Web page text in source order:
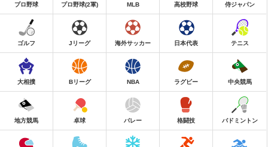
プロ野球 プロ野球(2軍) MLB 高校野球 侍ジャパン
ゴルフ Jリーグ 海外サッカー 日本代表 テニス
大相撲 Bリーグ NBA ラグビー 中央競馬
地方競馬 卓球 バレー 格闘技 バドミントン